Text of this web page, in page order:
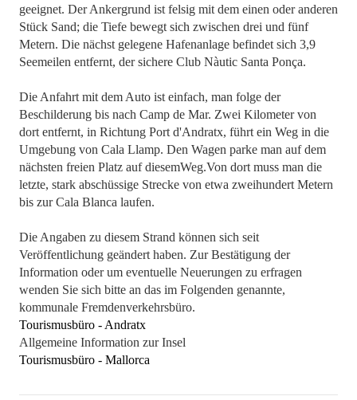
geeignet. Der Ankergrund ist felsig mit dem einen oder anderen
Stück Sand; die Tiefe bewegt sich zwischen drei und fünf
Metern. Die nächst gelegene Hafenanlage befindet sich 3,9
Seemeilen entfernt, der sichere Club Nàutic Santa Ponça.
Die Anfahrt mit dem Auto ist einfach, man folge der
Beschilderung bis nach Camp de Mar. Zwei Kilometer von
dort entfernt, in Richtung Port d'Andratx, führt ein Weg in die
Umgebung von Cala Llamp. Den Wagen parke man auf dem
nächsten freien Platz auf diesemWeg.Von dort muss man die
letzte, stark abschüssige Strecke von etwa zweihundert Metern
bis zur Cala Blanca laufen.
Die Angaben zu diesem Strand können sich seit
Veröffentlichung geändert haben. Zur Bestätigung der
Information oder um eventuelle Neuerungen zu erfragen
wenden Sie sich bitte an das im Folgenden genannte,
kommunale Fremdenverkehrsbüro.
Tourismusbüro - Andratx
Allgemeine Information zur Insel
Tourismusbüro - Mallorca